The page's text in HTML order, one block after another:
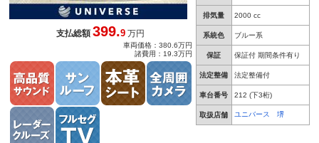
排気量 2000 cc
系統色 ブルー系
保証 保証付 期間条件有り
法定整備 法定整備付
車台番号 212 (下3桁)
取扱店舗 ユニバース 堺
支払総額399.9 万円
車両価格：380.6万円
諸費用：19.3万円